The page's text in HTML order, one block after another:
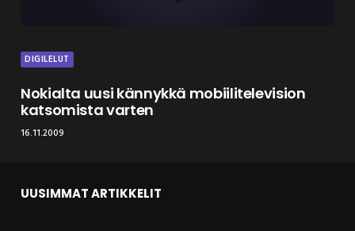
DIGILELUT
Nokialta uusi kännykkä mobiilitelevision
katsomista varten
16.11.2009
UUSIMMAT ARTIKKELIT